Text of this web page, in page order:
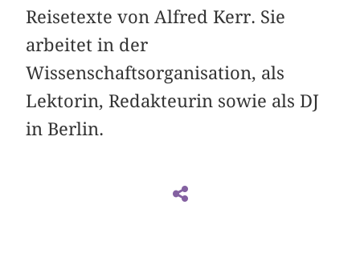
Reisetexte von Alfred Kerr. Sie
arbeitet in der
Wissenschaftsorganisation, als
Lektorin, Redakteurin sowie als DJ
in Berlin.